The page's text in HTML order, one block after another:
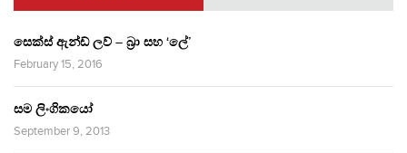
සෙක්ස් ඇන්ඩ් ලව් – බ්‍රා සහ ‘ලේ’
February 15, 2016
සම ලිංගිකයෝ
September 9, 2013